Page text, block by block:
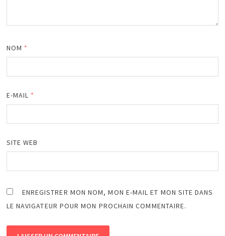
NOM *
E-MAIL *
SITE WEB
ENREGISTRER MON NOM, MON E-MAIL ET MON SITE DANS
LE NAVIGATEUR POUR MON PROCHAIN COMMENTAIRE.